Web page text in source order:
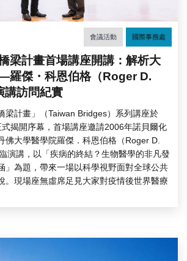
會議活動 國際事務處
梁計畫首場講座開講：解析大
傑・科恩伯格（Roger D.
訪問紀實
梁計畫」（Taiwan Bridges）系列講座於
揭開序幕，首場講座邀請2006年諾貝爾化
佛大學醫學院羅傑．科恩伯格（Roger D.
演講，以「疾病的終結？生物醫學的非凡發
」為題，帶來一場以科學視野面對全球公共
。現場座無虛席足見大家對疫情後世界醫療